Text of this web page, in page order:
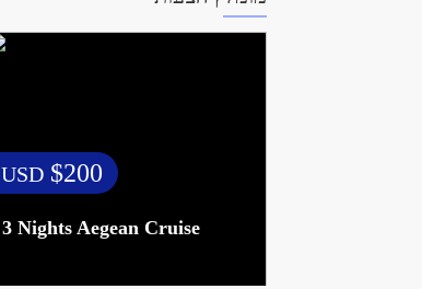
USD$200
3 Nights Aegean Cruise